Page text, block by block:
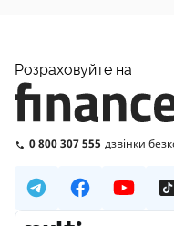
Розраховуйте на
0 800 307 555 дзвінки